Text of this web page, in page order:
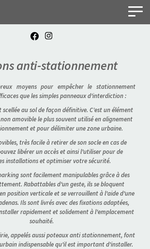
anti-stationnement
moyens pour empêcher le stationnement
que les simples panneaux d'interdiction :
scellée au sol de façon définitive. C’est un élément
amovible le plus souvent utilisé en alignement
et pour délimiter une zone urbaine.
très facile à retirer de son socle en cas de
libérer un accès et ainsi l'utiliser pour de
installations et optimiser votre sécurité.
sont facilement manipulables grâce à des
Rabattables d'un geste, ils se bloquent
position verticale et se verrouillent à l'aide d'une
Ils sont livrés avec des fixations adaptées,
rapidement et solidement à l'emplacement
souhaité.
appelés aussi poteaux anti stationnement, font
indispensable qu'il est important d'installer.